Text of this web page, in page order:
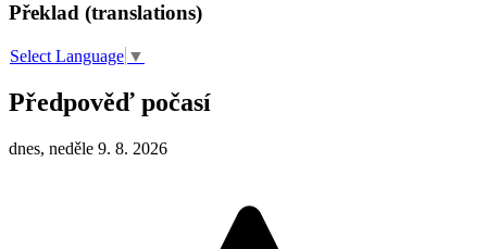
Překlad (translations)
Select Language ▼
Předpověď počasí
dnes, neděle 9. 8. 2026